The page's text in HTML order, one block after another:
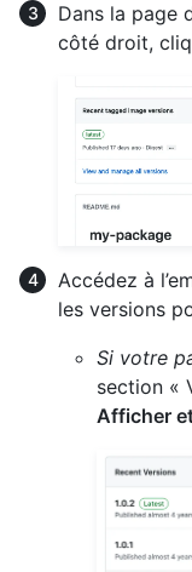
Dans la page
côté droit,
Accédez à
les versions
Si votre
section «
Afficher